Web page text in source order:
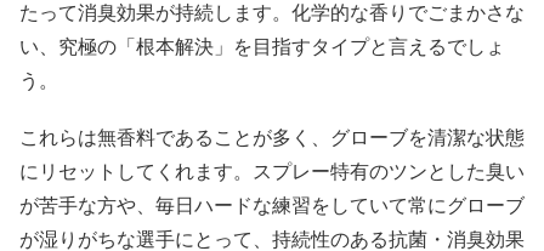
たって消臭効果が持続します。化学的な香りでごまかさな
い、究極の「根本解決」を目指すタイプと言えるでしょ
う。
これらは無香料であることが多く、グローブを清潔な状態
にリセットしてくれます。スプレー特有のツンとした臭い
が苦手な方や、毎日ハードな練習をしていて常にグローブ
が湿りがちな選手にとって、持続性のある抗菌・消臭効果